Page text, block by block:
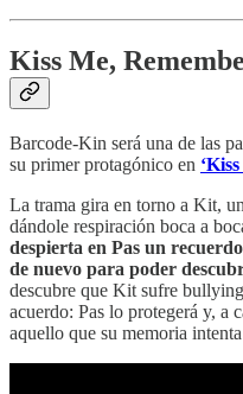
Kiss Me,
Barcode-Kin será una de las
su primer protagónico en
La trama gira en torno a Kit,
dándole respiración boca a
despierta en Pas un
de nuevo para poder
descubre que Kit sufre
acuerdo: Pas lo protegerá y, a
aquello que su memoria